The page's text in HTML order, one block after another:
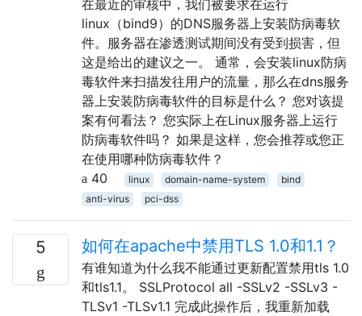
在最近的审核中，我们被要求在运行
linux（bind9）的DNS服务器上安装防病毒软
件。服务器在渗透测试期间没有受到损害，但
这是给出的建议之一。 通常，会安装linux防病
毒软件来扫描发往用户的流量，那么在dns服务
器上安装防病毒软件的目标是什么？ 您对该提
案有何看法？ 您实际上在Linux服务器上运行
防病毒软件吗？ 如果是这样，您会推荐或您正
在使用哪种防病毒软件？
40
linux domain-name-system
bind
anti-virus
pci-dss
5 如何在apache中禁用TLS 1.0和1.1？
有谁知道为什么我不能通过更新配置禁用tls 1.0
和tls1.1。 SSLProtocol all -SSLv2 -SSLv3 -
TLSv1 -TLSv1.1 完成此操作后，我重新加载